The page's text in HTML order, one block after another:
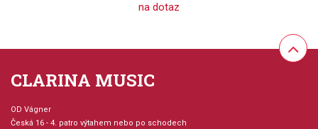
na dotaz
CLARINA MUSIC
OD Vágner
Česká 16 - 4. patro výtahem nebo po schodech